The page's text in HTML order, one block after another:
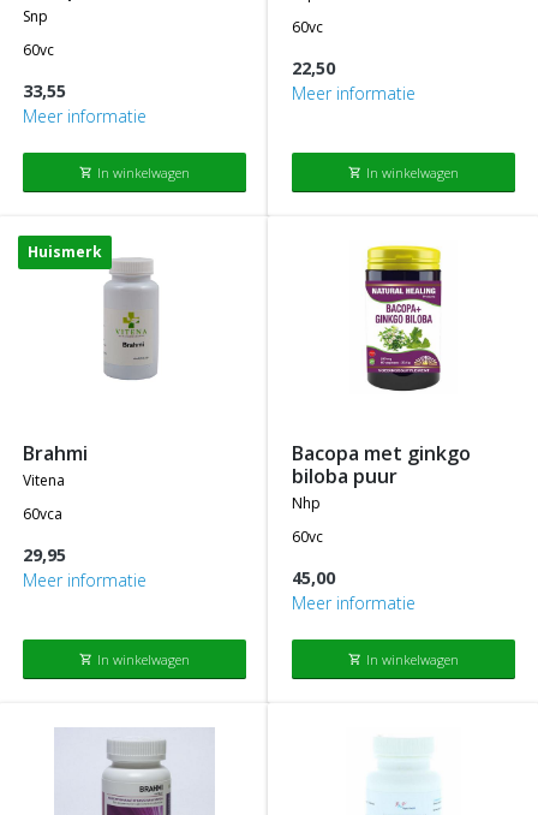
snp
60vc
33,55
Meer informatie
shopping_cart In winkelwagen
60vc
22,50
Meer informatie
shopping_cart In winkelwagen
Huismerk
brahmi
vitena
60vca
29,95
Meer informatie
shopping_cart In winkelwagen
bacopa met ginkgo
biloba puur
nhp
60vc
45,00
Meer informatie
shopping_cart In winkelwagen